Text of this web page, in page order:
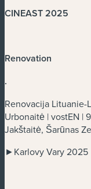
CINEAST 2025
Renovation
.
Renovacija
Urbonaitė | vostEN |
Jakštaitė, Šarūnas
►Karlovy Vary 2025